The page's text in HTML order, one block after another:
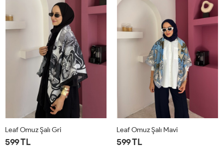
Leaf Omuz Şalı Gri
599 TL
Leaf Omuz Şalı Mavi
599 TL